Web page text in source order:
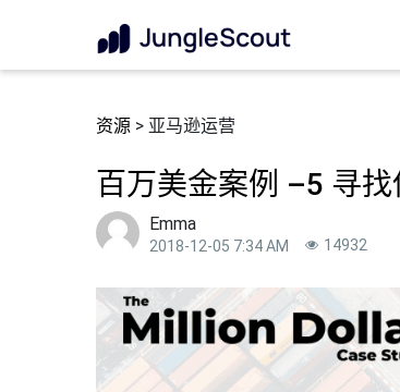
资源 > 亚马逊运营
百万美金案例 –5 寻找
Emma
2018-12-05 7:34 AM 14932